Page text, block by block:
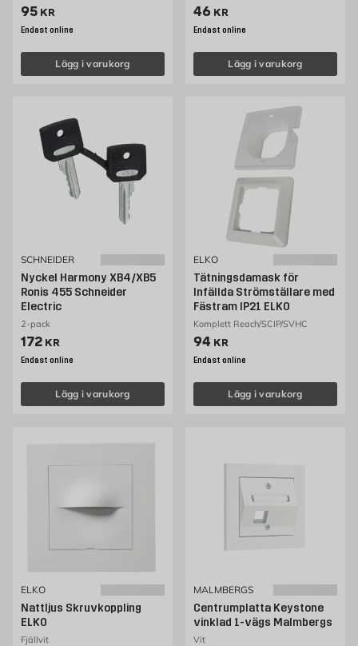
Pris 95 kr
95 KR
Endast online
Lägg i varukorg
Pris 46 kr
46 KR
Endast online
Lägg i varukorg
SCHNEIDER
Nyckel Harmony XB4/XB5
Ronis 455 Schneider
Electric
2-pack
Pris 172 kr
172 KR
Endast online
Lägg i varukorg
ELKO
Tätningsdamask för
Infällda Strömställare med
Fästram IP21 ELKO
Komplett Reach/SCIP/SVHC
Pris 94 kr
94 KR
Endast online
Lägg i varukorg
ELKO
Nattljus Skruvkoppling
ELKO
Fjällvit
MALMBERGS
Centrumplatta Keystone
vinklad 1-vägs Malmbergs
Vit